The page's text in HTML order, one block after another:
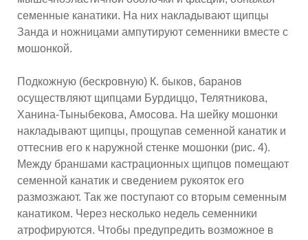
семенные канатики. На них накладывают щипцы
Занда и ножницами ампутируют семенники вместе с
мошонкой.
Подкожную (бескровную) К. быков, баранов
осуществляют щипцами Бурдиццо, Телятникова,
Ханина-Тыныбекова, Амосова. На шейку мошонки
накладывают щипцы, прощупав семенной канатик и
оттеснив его к наружной стенке мошонки (рис. 4).
Между браншами кастрационных щипцов помещают
семенной канатик и сведением рукояток его
размозжают. Так же поступают со вторым семенным
канатиком. Через несколько недель семенники
атрофируются. Чтобы предупредить возможное в